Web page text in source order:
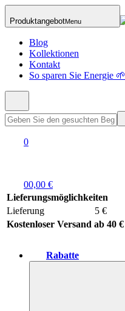
ProduktangebotMenu
Blog
Kollektionen
Kontakt
So sparen Sie Energie 🌱
0
00,00 €
Lieferungsmöglichkeiten
Lieferung
5 €
Kostenloser Versand ab 40 €
Rabatte